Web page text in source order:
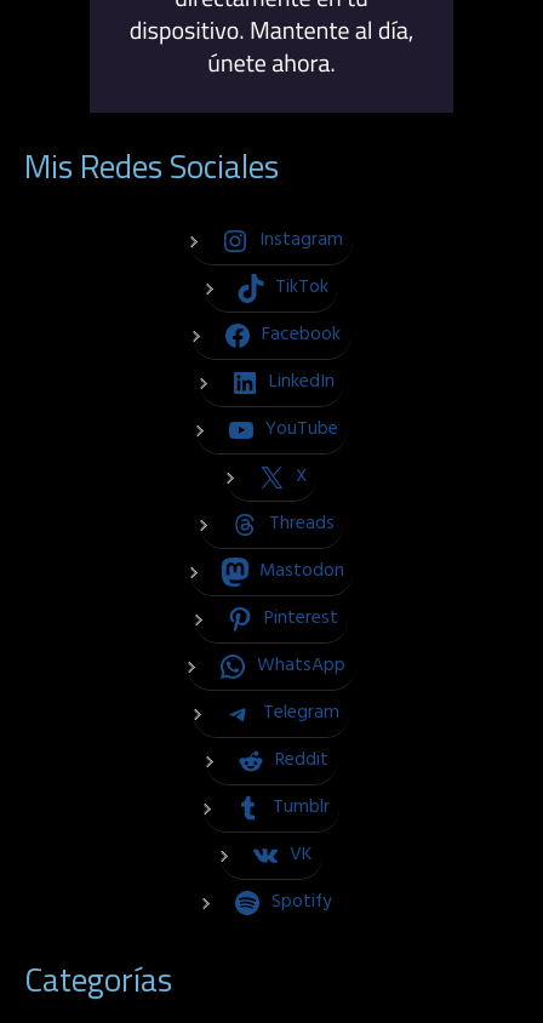
Mis Redes Sociales
Instagram
TikTok
Facebook
LinkedIn
YouTube
X
Threads
Mastodon
Pinterest
WhatsApp
Telegram
Reddit
Tumblr
VK
Spotify
Categorías